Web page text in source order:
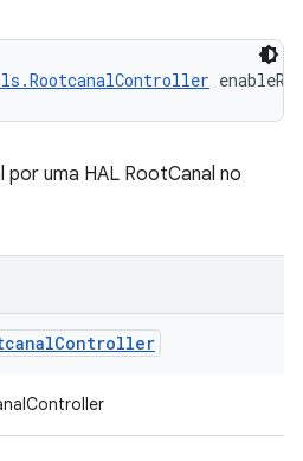
uma HAL RootCanal no
Controller